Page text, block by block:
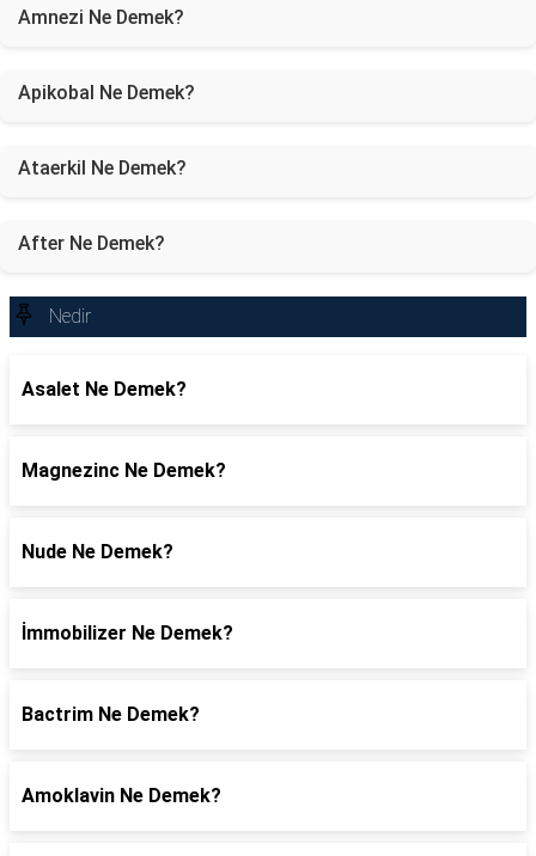
Amnezi Ne Demek?
Apikobal Ne Demek?
Ataerkil Ne Demek?
After Ne Demek?
Nedir
Asalet Ne Demek?
Magnezinc Ne Demek?
Nude Ne Demek?
İmmobilizer Ne Demek?
Bactrim Ne Demek?
Amoklavin Ne Demek?